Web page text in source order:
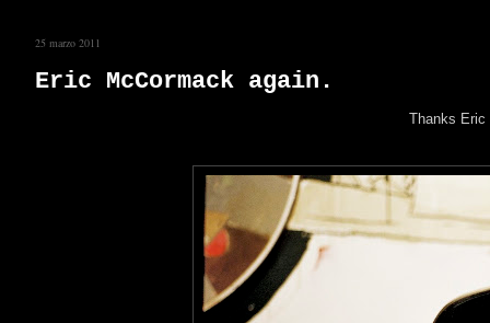
25 marzo 2011
Eric McCormack again.
Thanks Eric